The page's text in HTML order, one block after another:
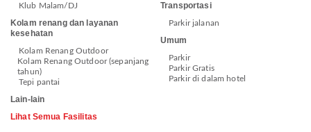
Klub Malam/DJ
Kolam renang dan layanan
kesehatan
Kolam Renang Outdoor
Kolam Renang Outdoor (sepanjang
tahun)
Tepi pantai
Lain-lain
Transportasi
Parkir jalanan
Umum
Parkir
Parkir Gratis
Parkir di dalam hotel
Lihat Semua Fasilitas